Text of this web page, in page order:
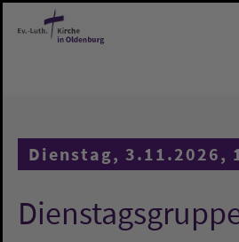
Zum Hauptinhalt springen
Dienstag, 3.11.2026,